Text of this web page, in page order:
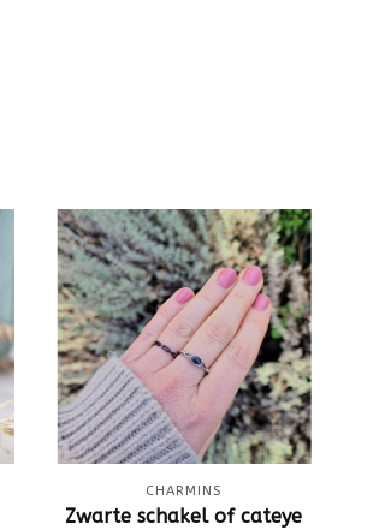
CHARMINS
Zwarte schakel of cateye